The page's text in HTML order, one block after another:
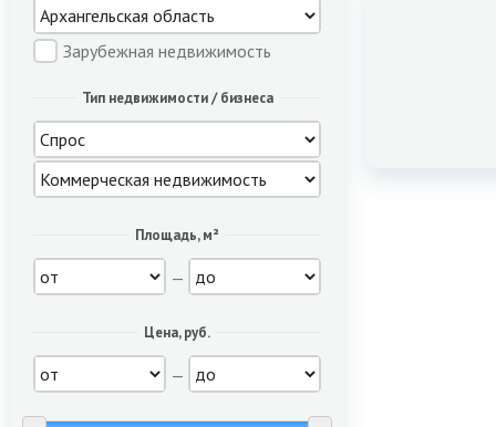
Зарубежная недвижимость
Тип недвижимости / бизнеса
Площадь, м²
—
Цена, руб.
—